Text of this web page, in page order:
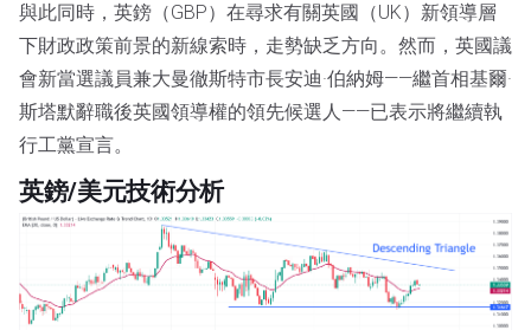
與此同時，英鎊（GBP）在尋求有關英國（UK）新領導層
下財政政策前景的新線索時，走勢缺乏方向。然而，英國議
會新當選議員兼大曼徹斯特市長安迪·伯納姆——繼首相基爾·
斯塔默辭職後英國領導權的領先候選人——已表示將繼續執
行工黨宣言。
英鎊/美元技術分析